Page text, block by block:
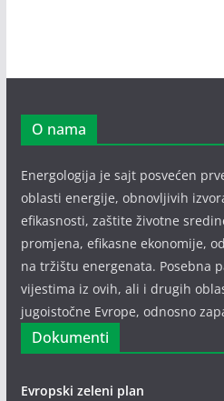
O nama
Energologija je sajt posvećen
oblasti energije, obnovljivih
efikasnosti, zaštite životne
promjena, efikasne ekonomije,
na tržištu energenata. Posebna
vijestima iz ovih, ali i drugih
jugoistočne Evrope, odnosno
Dokumenti
Evropski zeleni plan